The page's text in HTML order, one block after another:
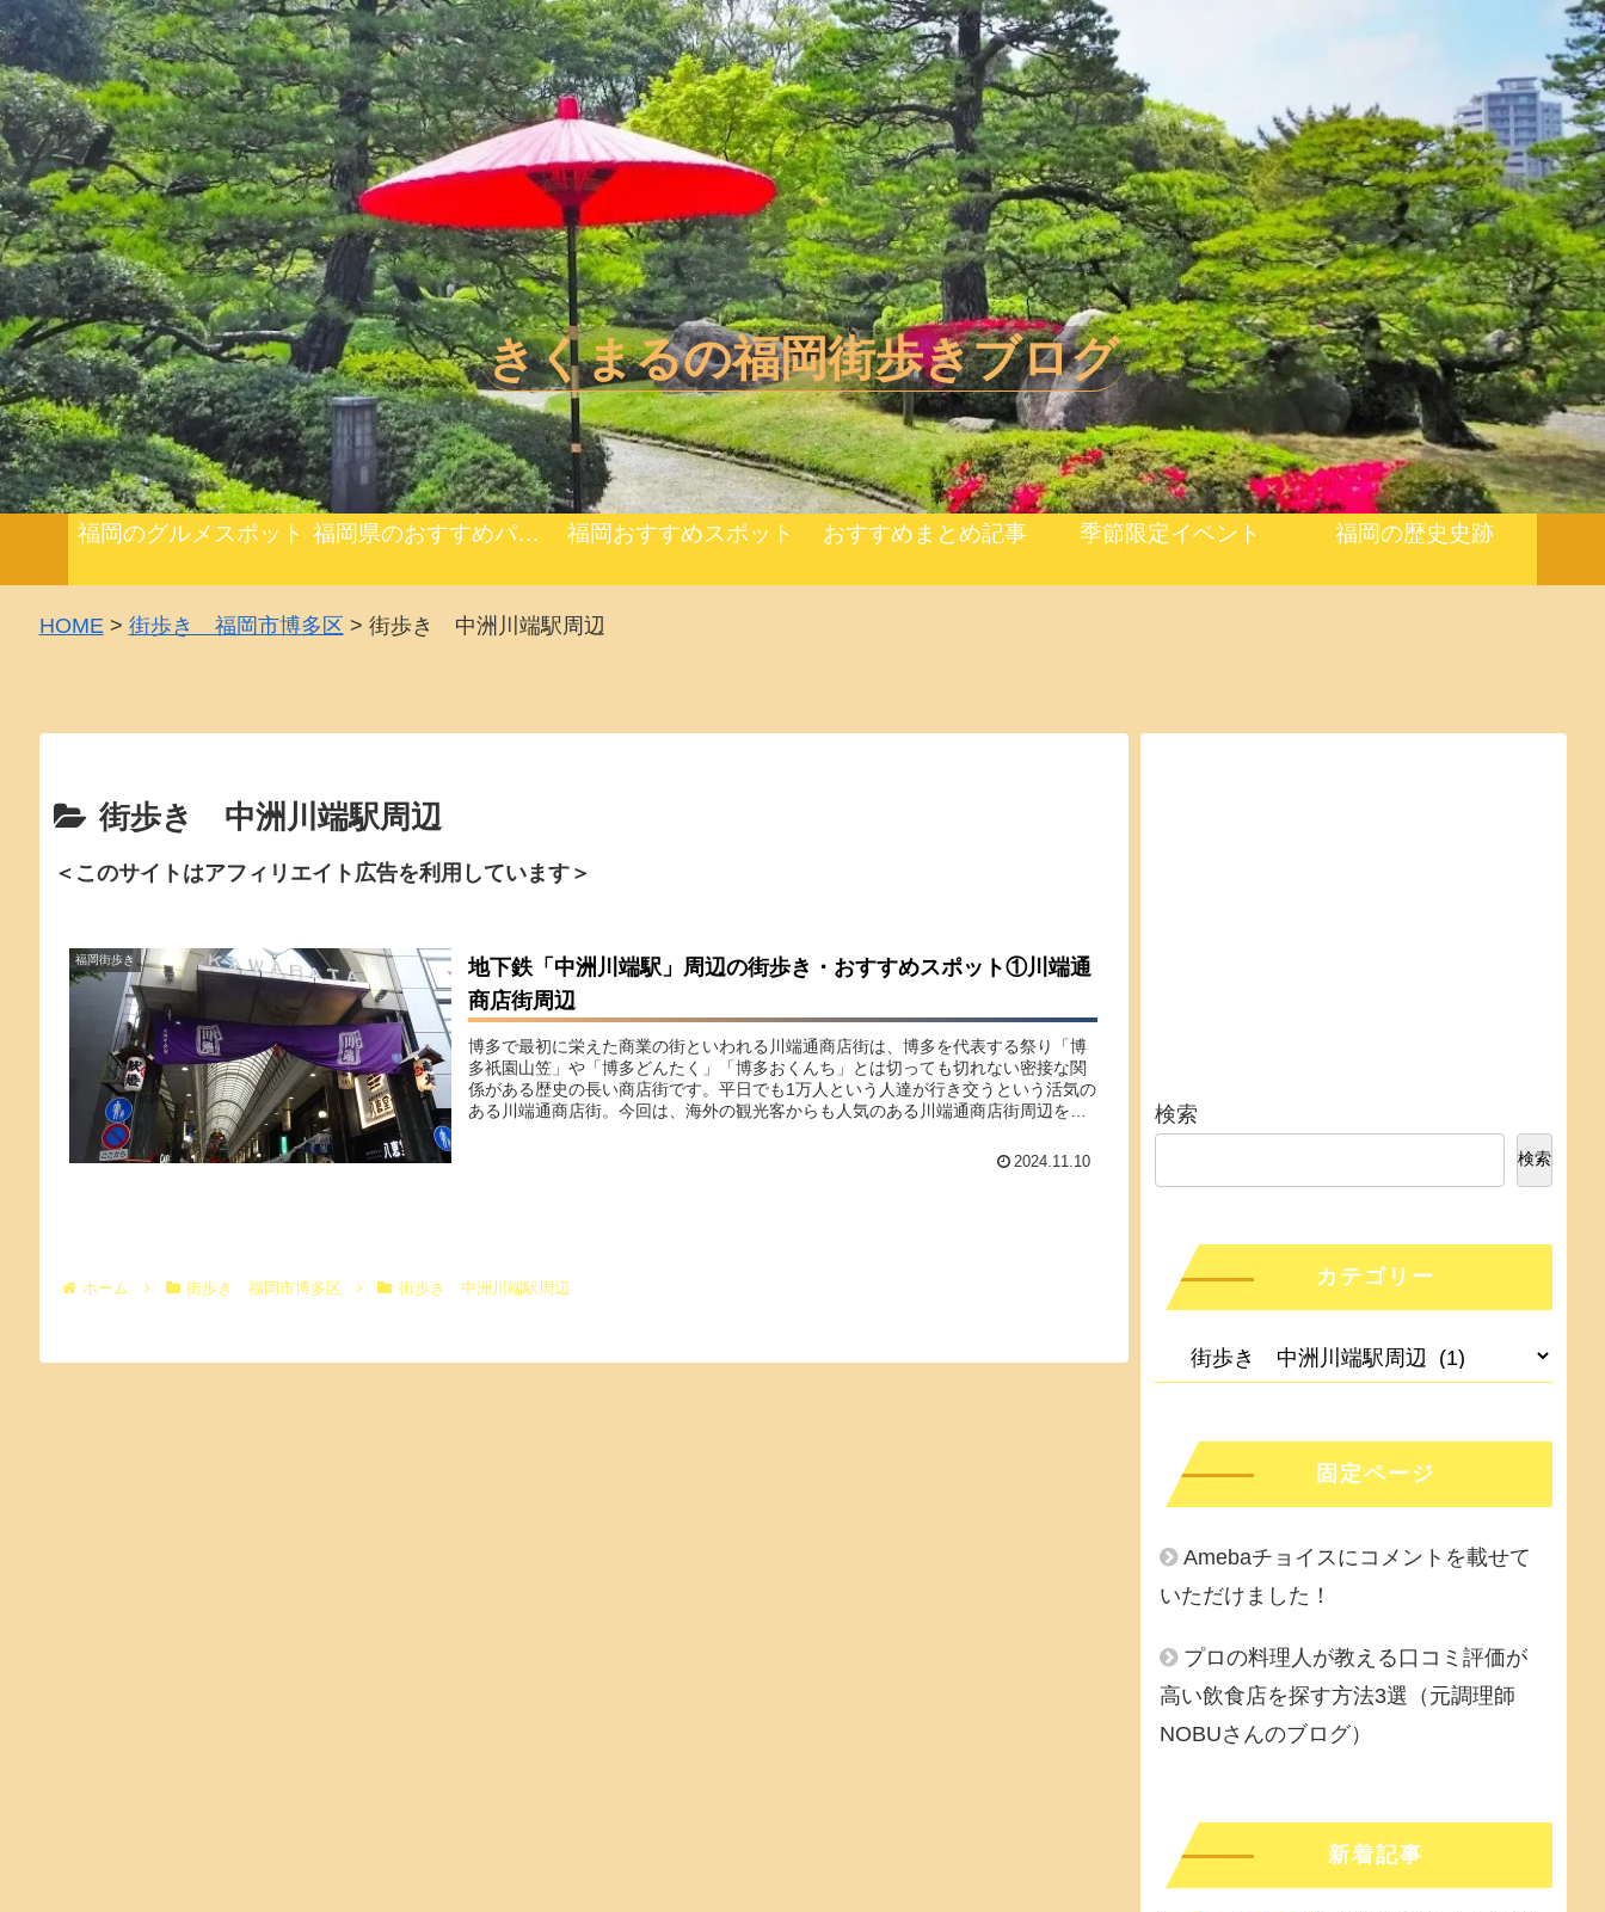
きくまるの福岡街歩きブログ
福岡のグルメスポット 福岡県のおすすめパワースポット 福岡おすすめスポット おすすめまとめ記事 季節限定イベント 福岡の歴史史跡
HOME> 街歩き 福岡市博多区 > 街歩き 中洲川端駅周辺
街歩き 中洲川端駅周辺
＜このサイトはアフィリエイト広告を利用しています＞
福岡街歩き
地下鉄「中洲川端駅」周辺の街歩き・おすすめスポット①川端通
商店街周辺
博多で最初に栄えた商業の街といわれる川端通商店街は、博多を代表する祭り「博
多祇園山笠」や「博多どんたく」「博多おくんち」とは切っても切れない密接な関
係がある歴史の長い商店街です。平日でも1万人という人達が行き交うという活気の
ある川端通商店街。今回は、海外の観光客からも人気のある川端通商店街周辺をご
2024.11.10
ホーム 街歩き 福岡市博多区 街歩き 中洲川端駅周辺
検索
検索
カテゴリー
固定ページ
Amebaチョイスにコメントを載せて
いただけました！
プロの料理人が教える口コミ評価が
高い飲食店を探す方法3選（元調理師
NOBUさんのブログ）
新着記事